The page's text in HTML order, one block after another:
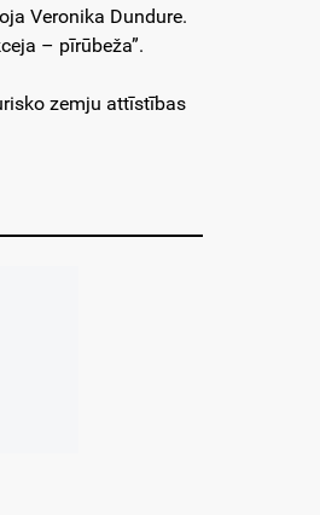
Veronika Dundure.
– pīrūbeža”.
zemju attīstības